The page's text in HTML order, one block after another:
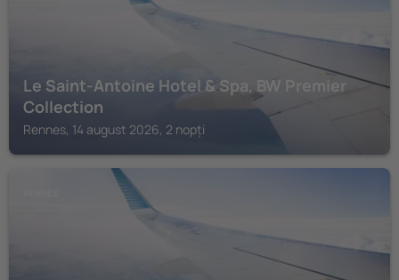
Le Saint-Antoine Hotel & Spa, BW Premier
Collection
Rennes, 14 august 2026, 2 nopți